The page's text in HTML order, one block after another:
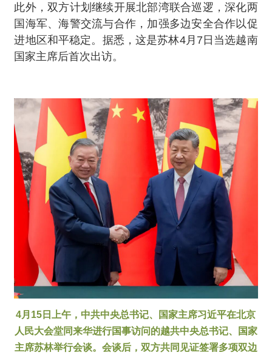
此外，双方计划继续开展北部湾联合巡逻，深化两
国海军、海警交流与合作，加强多边安全合作以促
进地区和平稳定。据悉，这是苏林4月7日当选越南
国家主席后首次出访。
4月15日上午，中共中央总书记、国家主席习近平在北京
人民大会堂同来华进行国事访问的越共中央总书记、国家
主席苏林举行会谈。会谈后，双方共同见证签署多项双边